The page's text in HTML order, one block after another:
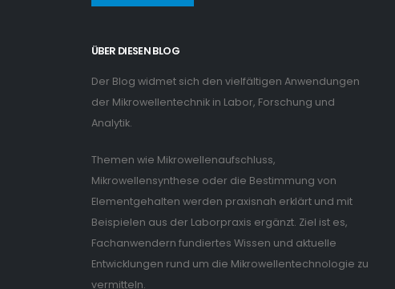
ÜBER DIESEN BLOG
Der Blog widmet sich den vielfältigen Anwendungen
der Mikrowellentechnik in Labor, Forschung und
Analytik.
Themen wie Mikrowellenaufschluss,
Mikrowellensynthese oder die Bestimmung von
Elementgehalten werden praxisnah erklärt und mit
Beispielen aus der Laborpraxis ergänzt. Ziel ist es,
Fachanwendern fundiertes Wissen und aktuelle
Entwicklungen rund um die Mikrowellentechnologie zu
vermitteln.